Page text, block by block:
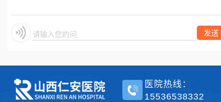
请输入您的问题 发送
医院热线：
15536538332